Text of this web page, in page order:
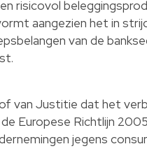
risicovol
aangezien het in
van de
van Justitie dat het
de Europese Richtlijn
jegens